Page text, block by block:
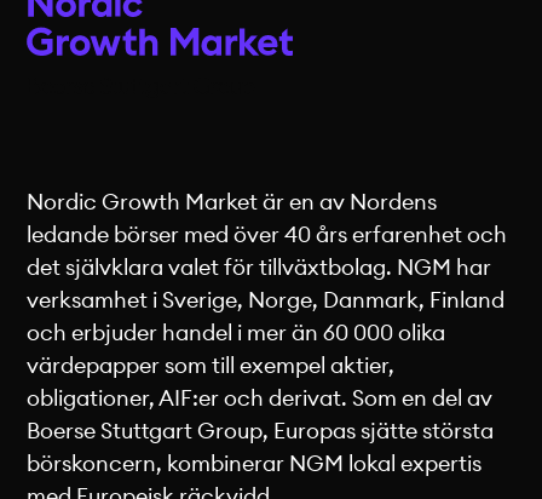
Nordic Growth Market är en av Nordens
ledande börser med över 40 års erfarenhet och
det självklara valet för tillväxtbolag. NGM har
verksamhet i Sverige, Norge, Danmark, Finland
och erbjuder handel i mer än 60 000 olika
värdepapper som till exempel aktier,
obligationer, AIF:er och derivat. Som en del av
Boerse Stuttgart Group, Europas sjätte största
börskoncern, kombinerar NGM lokal expertis